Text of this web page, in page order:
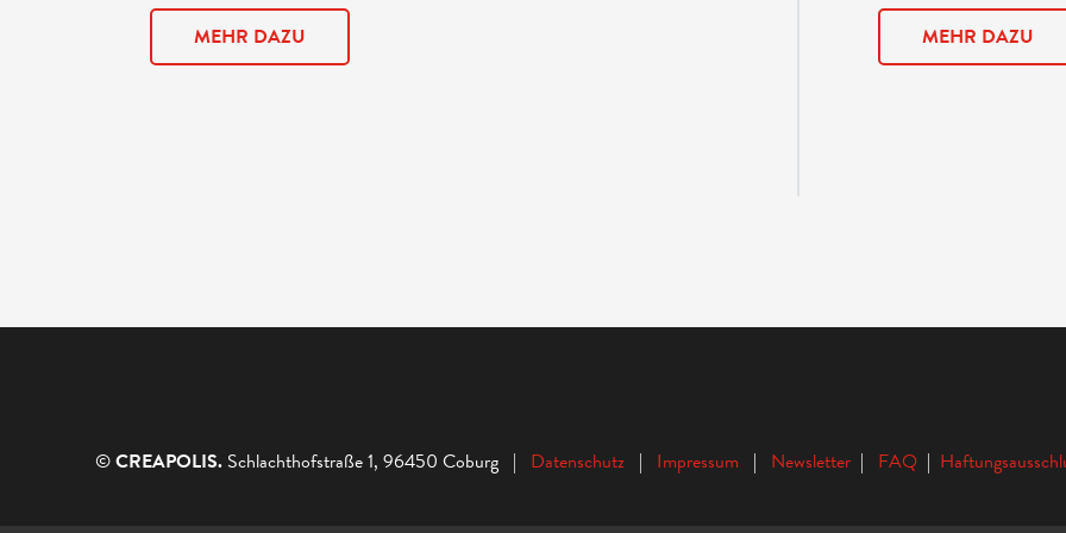
MEHR DAZU MEHR DAZU
©CREAPOLIS. Schlachthofstraße 1, 96450 Coburg | Datenschutz | Impressum | Newsletter | FAQ |